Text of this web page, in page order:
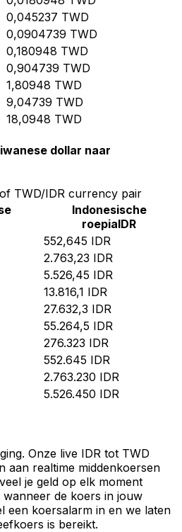
0,045237 TWD
0,0904739 TWD
0,180948 TWD
0,904739 TWD
1,80948 TWD
9,04739 TWD
18,0948 TWD
dollar naar
TWD/IDR currency pair
Indonesische
roepiaIDR
552,645 IDR
2.763,23 IDR
5.526,45 IDR
13.816,1 IDR
27.632,3 IDR
55.264,5 IDR
276.323 IDR
552.645 IDR
2.763.230 IDR
5.526.450 IDR
Onze live IDR tot TWD
aan realtime middenkoersen
je geld op elk moment
de koers in jouw
een koersalarm in en we laten
is bereikt.